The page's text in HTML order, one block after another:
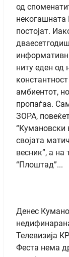
од
некогашната
постојат.
ниту еден од
амбиентот,
пропаѓаа.
ЗОРА,
“Кумановски
својата
весник”, а на
“Плоштад”...
Денес
Телевизија
Феста нема